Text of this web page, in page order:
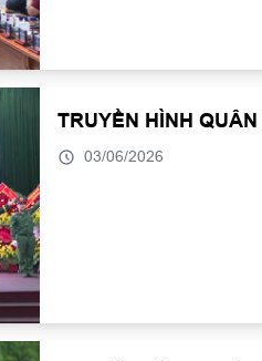
TRUYỀN HÌNH
03/06/2026